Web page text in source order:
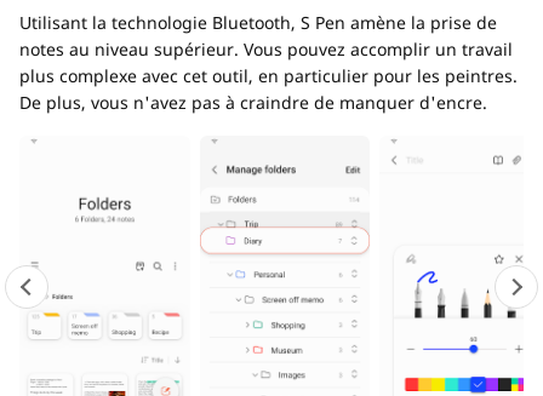
Utilisant la technologie Bluetooth, S Pen amène la prise de
notes au niveau supérieur. Vous pouvez accomplir un travail
plus complexe avec cet outil, en particulier pour les peintres.
De plus, vous n'avez pas à craindre de manquer d'encre.